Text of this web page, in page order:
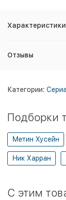
Характеристики
Отзывы
Категории:
Подборки
Метин Хусейн
Ник Харран
C этим